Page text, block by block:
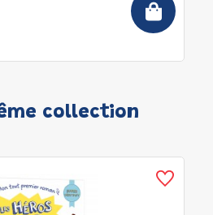
collection